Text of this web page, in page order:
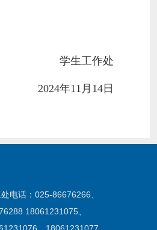
学生工作处
2024年11月14日
电话：025-86676266、
18061231075、